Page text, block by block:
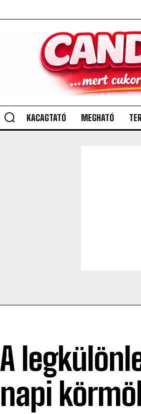
KACAGTATÓ MEGHATÓ
A
napi